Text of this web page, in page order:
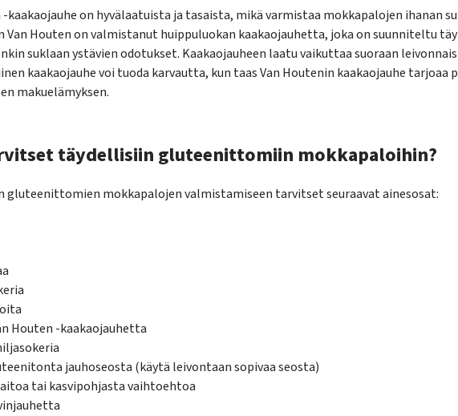
-kaakaojauhe on hyvälaatuista ja tasaista, mikä varmistaa mokkapalojen ihanan
Van Houten on valmistanut huippuluokan kaakaojauhetta, joka on suunniteltu
suklaan ystävien odotukset. Kaakaojauheen laatu vaikuttaa suoraan
kaakaojauhe voi tuoda karvautta, kun taas Van Houtenin kaakaojauhe tarjoaa
makuelämyksen.
täydellisiin gluteenittomiin mokkapaloihin?
gluteenittomien mokkapalojen valmistamiseen tarvitset seuraavat ainesosat:
Houten -kaakaojauhetta
jauhoseosta (käytä leivontaan sopivaa seosta)
tai kasvipohjasta vaihtoehtoa